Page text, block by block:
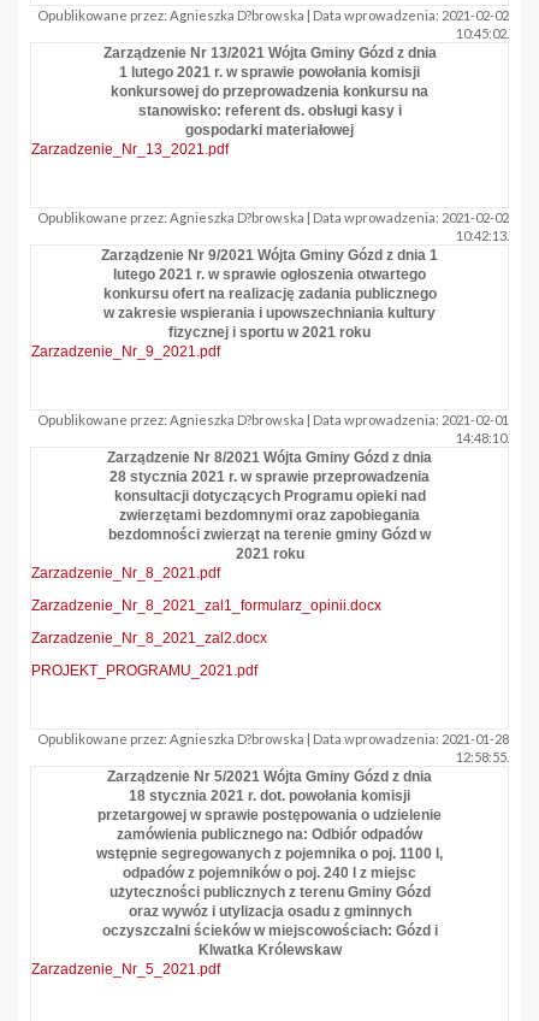
Opublikowane przez: Agnieszka D?browska | Data wprowadzenia: 2021-02-02
10:45:02.
Zarządzenie Nr 13/2021 Wójta Gminy Gózd z dnia
1 lutego 2021 r. w sprawie powołania komisji
konkursowej do przeprowadzenia konkursu na
stanowisko: referent ds. obsługi kasy i
gospodarki materiałowej
Zarzadzenie_Nr_13_2021.pdf
Opublikowane przez: Agnieszka D?browska | Data wprowadzenia: 2021-02-02
10:42:13.
Zarządzenie Nr 9/2021 Wójta Gminy Gózd z dnia 1
lutego 2021 r. w sprawie ogłoszenia otwartego
konkursu ofert na realizację zadania publicznego
w zakresie wspierania i upowszechniania kultury
fizycznej i sportu w 2021 roku
Zarzadzenie_Nr_9_2021.pdf
Opublikowane przez: Agnieszka D?browska | Data wprowadzenia: 2021-02-01
14:48:10.
Zarządzenie Nr 8/2021 Wójta Gminy Gózd z dnia
28 stycznia 2021 r. w sprawie przeprowadzenia
konsultacji dotyczących Programu opieki nad
zwierzętami bezdomnymi oraz zapobiegania
bezdomności zwierząt na terenie gminy Gózd w
2021 roku
Zarzadzenie_Nr_8_2021.pdf
Zarzadzenie_Nr_8_2021_zal1_formularz_opinii.docx
Zarzadzenie_Nr_8_2021_zal2.docx
PROJEKT_PROGRAMU_2021.pdf
Opublikowane przez: Agnieszka D?browska | Data wprowadzenia: 2021-01-28
12:58:55.
Zarządzenie Nr 5/2021 Wójta Gminy Gózd z dnia
18 stycznia 2021 r. dot. powołania komisji
przetargowej w sprawie postępowania o udzielenie
zamówienia publicznego na: Odbiór odpadów
wstępnie segregowanych z pojemnika o poj. 1100 l,
odpadów z pojemników o poj. 240 l z miejsc
użyteczności publicznych z terenu Gminy Gózd
oraz wywóz i utylizacja osadu z gminnych
oczyszczalni ścieków w miejscowościach: Gózd i
Klwatka Królewskaw
Zarzadzenie_Nr_5_2021.pdf